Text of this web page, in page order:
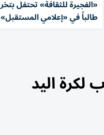
طالباً في «إعلامي المستقبل»
اليد